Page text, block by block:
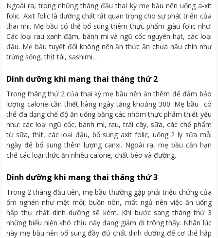
Ngoài ra, trong những tháng đầu thai kỳ mẹ bầu nên uống a-xít
folic. Axit folic là dưỡng chất rất quan trọng cho sự phát triển của
thai nhi. Mẹ bầu có thể bổ sung thêm thực phẩm giàu folic như:
Các loại rau xanh đậm, bánh mì và ngũ cốc nguyên hạt, các loại
đậu. Mẹ bầu tuyệt đối không nên ăn thức ăn chưa nấu chín như
trứng sống, thịt tái, sashimi…
Dinh dưỡng khi mang thai tháng thứ 2
Trong tháng thứ 2 của thai kỳ mẹ bầu nên ăn thêm để đảm bảo
lượng calorie cần thiết hàng ngày tăng khoảng 300. Mẹ bầu có
thể đa dạng chế độ ăn uống bằng các nhóm thực phẩm thiết yếu
như: các loại ngũ cốc, bánh mì, rau, trái cây, sữa, các chế phẩm
từ sữa, thịt, các loại đậu, bổ sung axit folic, uống 2 ly sữa mỗi
ngày để bổ sung thêm lượng canxi. Ngoài ra, mẹ bầu cần hạn
chế các loại thức ăn nhiều calorie, chất béo và đường.
Dinh dưỡng khi mang thai tháng thứ 3
Trong 2 tháng đầu tiên, mẹ bầu thường gặp phải triệu chứng của
ốm nghén như mệt mỏi, buồn nôn, mất ngủ nên việc ăn uống
hấp thụ chất dinh dưỡng sẽ kém. Khi bước sang tháng thứ 3
những biểu hiện khó chịu này đang giảm đi trông thấy. Nhân lúc
này mẹ bầu nên bổ sung đầy đủ chất dinh dưỡng để cơ thể hấp